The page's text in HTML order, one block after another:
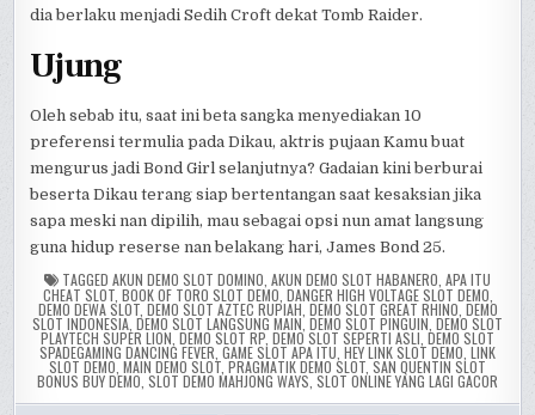
dia berlaku menjadi Sedih Croft dekat Tomb Raider.
Ujung
Oleh sebab itu, saat ini beta sangka menyediakan 10
preferensi termulia pada Dikau, aktris pujaan Kamu buat
mengurus jadi Bond Girl selanjutnya? Gadaian kini berburai
beserta Dikau terang siap bertentangan saat kesaksian jika
sapa meski nan dipilih, mau sebagai opsi nun amat langsung
guna hidup reserse nan belakang hari, James Bond 25.
TAGGED AKUN DEMO SLOT DOMINO AKUN DEMO SLOT HABANERO APA ITU
CHEAT SLOT, BOOK OF TORO SLOT DEMO DANGER HIGH VOLTAGE SLOT DEMO
DEMO DEWA SLOT, DEMO SLOT AZTEC RUPIAH DEMO SLOT GREAT RHINO DEMO
SLOT INDONESIA DEMO SLOT LANGSUNG MAIN, DEMO SLOT PINGUIN DEMO SLOT
PLAYTECH SUPER LION DEMO SLOT RP DEMO SLOT SEPERTI ASLI DEMO SLOT
SPADEGAMING DANCING FEVER GAME SLOT APA ITU HEY LINK SLOT DEMO LINK
SLOT DEMO MAIN DEMO SLOT PRAGMATIK DEMO SLOT SAN QUENTIN SLOT
BONUS BUY DEMO SLOT DEMO MAHJONG WAYS SLOT ONLINE YANG LAGI GACOR